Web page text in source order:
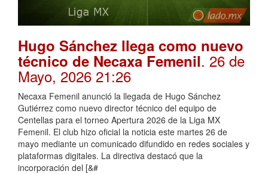
Hugo Sánchez llega como nuevo
técnico de Necaxa Femenil. 26 de
Mayo, 2026 21:26
Necaxa Femenil anunció la llegada de Hugo Sánchez
Gutiérrez como nuevo director técnico del equipo de
Centellas para el torneo Apertura 2026 de la Liga MX
Femenil. El club hizo oficial la noticia este martes 26 de
mayo mediante un comunicado difundido en redes sociales y
plataformas digitales. La directiva destacó que la
incorporación del [&#